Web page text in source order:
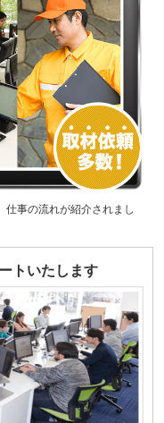
仕事の流れが紹介されまし
トいたします